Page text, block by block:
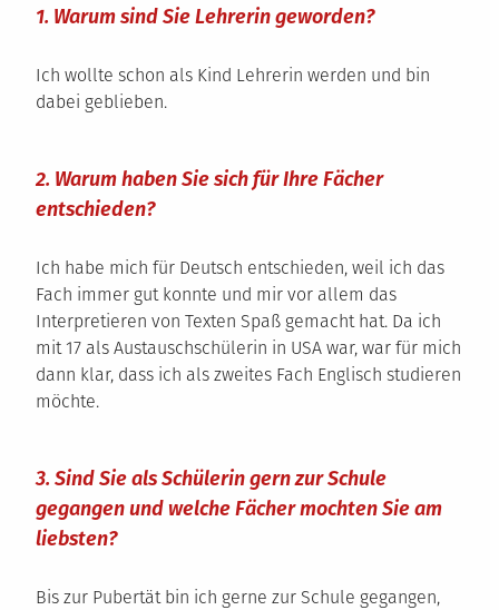
1. Warum sind Sie Lehrerin geworden?
Ich wollte schon als Kind Lehrerin werden und bin
dabei geblieben.
2. Warum haben Sie sich für Ihre Fächer
entschieden?
Ich habe mich für Deutsch entschieden, weil ich das
Fach immer gut konnte und mir vor allem das
Interpretieren von Texten Spaß gemacht hat. Da ich
mit 17 als Austauschschülerin in USA war, war für mich
dann klar, dass ich als zweites Fach Englisch studieren
möchte.
3. Sind Sie als Schülerin gern zur Schule
gegangen und welche Fächer mochten Sie am
liebsten?
Bis zur Pubertät bin ich gerne zur Schule gegangen,